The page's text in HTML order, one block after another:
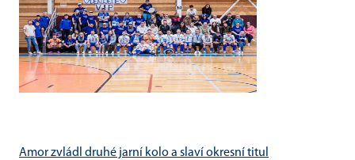
Amor zvládl druhé jarní kolo a slaví okresní titul